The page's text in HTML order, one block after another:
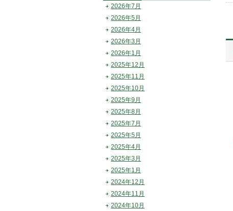
2026年7月
2026年5月
2026年4月
2026年3月
2026年1月
2025年12月
2025年11月
2025年10月
2025年9月
2025年8月
2025年7月
2025年5月
2025年4月
2025年3月
2025年1月
2024年12月
2024年11月
2024年10月